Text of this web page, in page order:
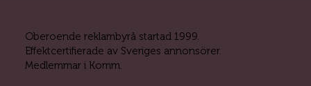
Oberoende reklambyrå startad 1999.
Effektcertifierade av Sveriges annonsörer.
Medlemmar i Komm.